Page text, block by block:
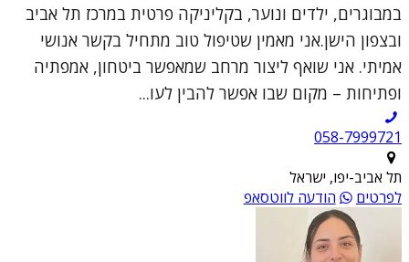
במבוגרים, ילדים ונוער, בקליניקה פרטית במרכז תל אביב
ובצפון הישן.אני מאמין שטיפול טוב מתחיל בקשר אנושי
אמיתי. אני שואף ליצור מרחב שמאפשר ביטחון, אמפתיה
ופתיחות – מקום שבו אפשר להבין לעו...
תל אביב-יפו, ישראל
לפרטים
הודעה לווטסאפ